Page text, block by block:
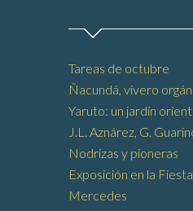
Tareas de octubre
Ñacundá, vivero
Yaruto: un jardín
J.L. Aznárez, G.
Nodrizas y pioneras
Exposición en la
Mercedes